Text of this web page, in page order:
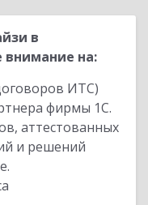
в
внимание на:
ИТС)
фирмы 1С.
аттестованных
и решений